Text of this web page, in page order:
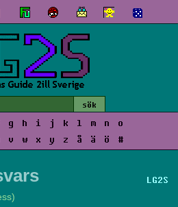
g h i j k l m n
o
v w x y z å ä ö #
LG2S